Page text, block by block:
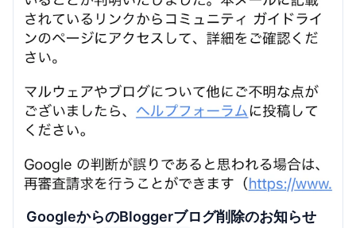
GoogleからのBloggerブログ削除のお知らせ